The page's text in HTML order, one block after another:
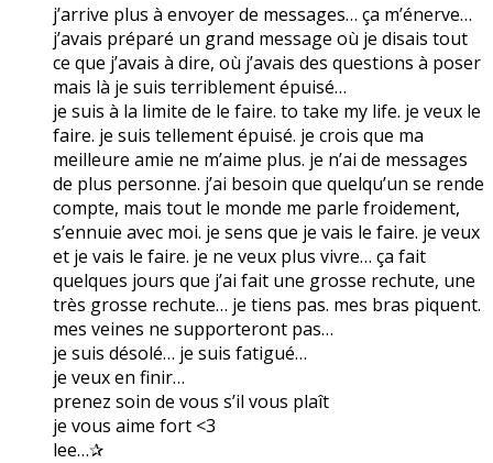
j’arrive plus à envoyer de messages… ça m’énerve…
j’avais préparé un grand message où je disais tout
ce que j’avais à dire, où j’avais des questions à poser
mais là je suis terriblement épuisé…
je suis à la limite de le faire. to take my life. je veux le
faire. je suis tellement épuisé. je crois que ma
meilleure amie ne m’aime plus. je n’ai de messages
de plus personne. j’ai besoin que quelqu’un se rende
compte, mais tout le monde me parle froidement,
s’ennuie avec moi. je sens que je vais le faire. je veux
et je vais le faire. je ne veux plus vivre… ça fait
quelques jours que j’ai fait une grosse rechute, une
très grosse rechute… je tiens pas. mes bras piquent.
mes veines ne supporteront pas…
je suis désolé… je suis fatigué…
je veux en finir…
prenez soin de vous s’il vous plaît
je vous aime fort <3
lee…✰